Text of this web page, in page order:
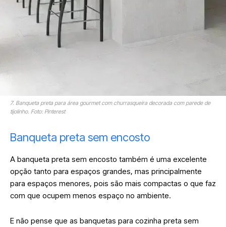
7. Banqueta preta para área gourmet com churrasqueira decorada com parede de
tijolinho. Foto: Pinterest
Banqueta preta sem encosto
A banqueta preta sem encosto também é uma excelente
opção tanto para espaços grandes, mas principalmente
para espaços menores, pois são mais compactas o que faz
com que ocupem menos espaço no ambiente.
E não pense que as banquetas para cozinha preta sem